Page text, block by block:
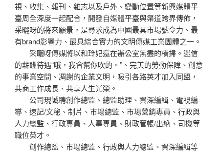
視、收集、報刊、雜志以及戶外、變動位置等新興媒體平
臺周全深度一起配合，開發自媒體平臺與渠道跨界傳佈，
采曬呀的將來願景，是尋求成為中國最具市場號令力、最
有brand影響力、最具綜合實力的文明傳媒工業團體之一。
采曬呀傳媒將以和玲妃還在辦公室無盡的橫掃。迷信
的薪酬待遇“哦，我會幫你吹的。”、完美的勞動保障、創意
的事業空間、凋謝的企業文明，吸引各路英才加入同盟，
共商工作成長、共享人生光榮。
公司現誠聘創作總監、總監助理、資深編緝、電視編
導、速記/文秘、制片、市場總監、市場營銷專員、行政與
人力總監、行政專員、人事專員、財政管帳/出納、司機等
職位英才。
創作總監、市場總監、行政與人力總監、資深編緝等